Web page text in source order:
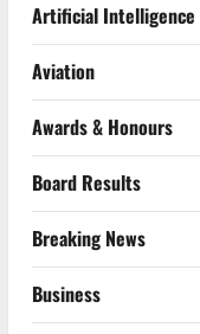
Artificial Intelligence
Aviation
Awards & Honours
Board Results
Breaking News
Business